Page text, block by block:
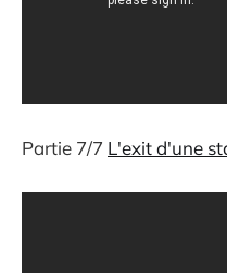
Partie 7/7 L'exit d'une